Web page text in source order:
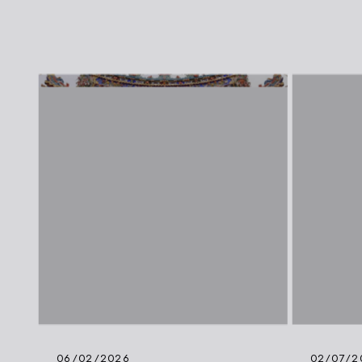
06/02/2026 02/07/